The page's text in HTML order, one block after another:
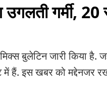
गर्मी, 20
बुलेटिन जारी किया है.
हैं. इस खबर को मद्देनजर